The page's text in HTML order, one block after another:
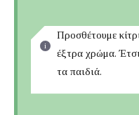
Προσθέτουμε
έξτρα χρώμα.
τα παιδιά.